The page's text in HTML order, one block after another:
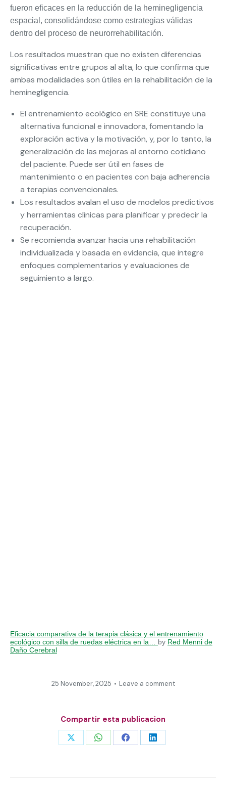
fueron eficaces en la reducción de la heminegligencia
espacial, consolidándose como estrategias válidas
dentro del proceso de neurorrehabilitación.
Los resultados muestran que no existen diferencias
significativas entre grupos al alta, lo que confirma que
ambas modalidades son útiles en la rehabilitación de la
heminegligencia.
El entrenamiento ecológico en SRE constituye una
alternativa funcional e innovadora, fomentando la
exploración activa y la motivación, y, por lo tanto, la
generalización de las mejoras al entorno cotidiano
del paciente. Puede ser útil en fases de
mantenimiento o en pacientes con baja adherencia
a terapias convencionales.
Los resultados avalan el uso de modelos predictivos
y herramientas clínicas para planificar y predecir la
recuperación.
Se recomienda avanzar hacia una rehabilitación
individualizada y basada en evidencia, que integre
enfoques complementarios y evaluaciones de
seguimiento a largo.
Eficacia comparativa de la terapia clásica y el entrenamiento
ecológico con silla de ruedas eléctrica en la… by Red Menni de
Daño Cerebral
25 November, 2025 Leave a comment
Compartir esta publicacion
Share Share Share Share